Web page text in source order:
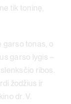
tik toninę,
garso tonas, o
garso lygis –
ribos.
žodžius ir
dr. V.